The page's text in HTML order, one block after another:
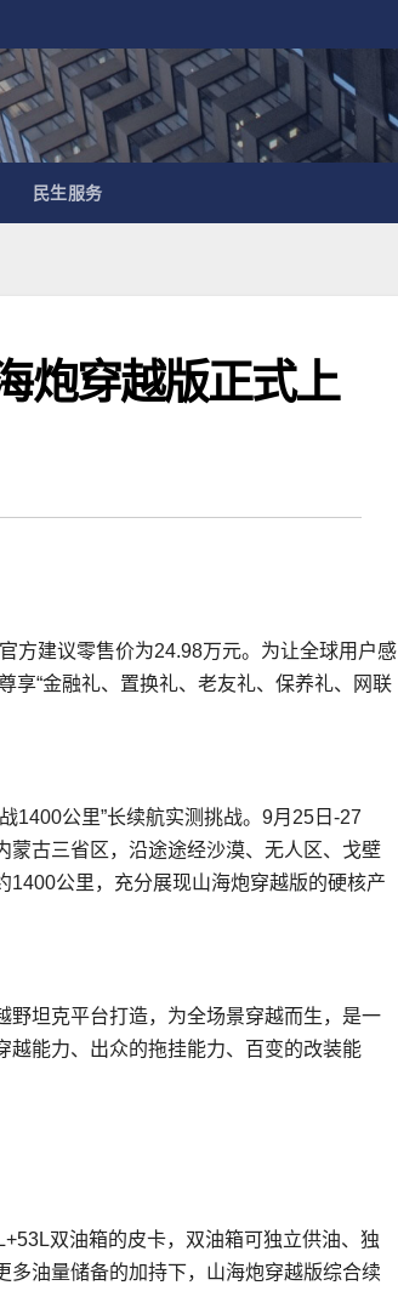
民生服务
炮穿越版正式上
方建议零售价为24.98万元。为让全球用户感
享“金融礼、置换礼、老友礼、保养礼、网联
1400公里”长续航实测挑战。9月25日-27
蒙古三省区，沿途途经沙漠、无人区、戈壁
公里，充分展现山海炮穿越版的硬核产
野坦克平台打造，为全场景穿越而生，是一
越能力、出众的拖挂能力、百变的改装能
双油箱的皮卡，双油箱可独立供油、独
油量储备的加持下，山海炮穿越版综合续